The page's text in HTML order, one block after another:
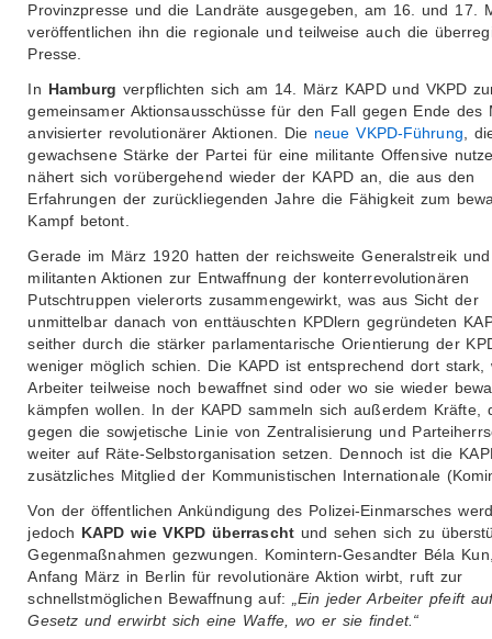
Provinzpresse und die Landräte ausgegeben, am 16. und 17.
veröffentlichen ihn die regionale und teilweise auch die
Presse.
In Hamburg verpflichten sich am 14. März KAPD und VKPD
gemeinsamer Aktionsausschüsse für den Fall gegen Ende des
anvisierter revolutionärer Aktionen. Die neue VKPD-Führung ,
gewachsene Stärke der Partei für eine militante Offensive
nähert sich vorübergehend wieder der KAPD an, die aus den
Erfahrungen der zurückliegenden Jahre die Fähigkeit zum
Kampf betont.
Gerade im März 1920 hatten der reichsweite Generalstreik
militanten Aktionen zur Entwaffnung der konterrevolutionären
Putschtruppen vielerorts zusammengewirkt, was aus Sicht der
unmittelbar danach von enttäuschten KPDlern gegründeten
seither durch die stärker parlamentarische Orientierung der
weniger möglich schien. Die KAPD ist entsprechend dort stark,
Arbeiter teilweise noch bewaffnet sind oder wo sie wieder
kämpfen wollen. In der KAPD sammeln sich außerdem Kräfte,
gegen die sowjetische Linie von Zentralisierung und
weiter auf Räte-Selbstorganisation setzen. Dennoch ist die
zusätzliches Mitglied der Kommunistischen Internationale
Von der öffentlichen Ankündigung des Polizei-Einmarsches
jedoch KAPD wie VKPD überraschtund sehen sich zu
Gegenmaßnahmen gezwungen. Komintern-Gesandter Béla
Anfang März in Berlin für revolutionäre Aktion wirbt, ruft zur
schnellstmöglichen Bewaffnung auf:
„Ein jeder Arbeiter pfeift
Gesetz und erwirbt sich eine Waffe, wo er sie findet.“